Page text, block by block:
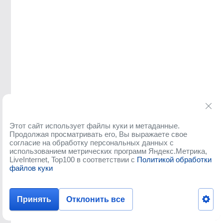
Этот сайт использует файлы куки и метаданные.
Продолжая просматривать его, Вы выражаете свое
согласие на обработку персональных данных с
использованием метрических программ Яндекс.Метрика,
LiveInternet, Top100 в соответствии с Политикой обработки
файлов куки
Принять Отклонить все